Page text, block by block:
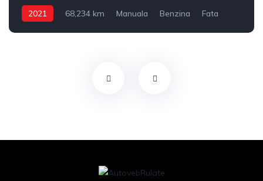
2021 68,234 km Manuala Benzina Fata